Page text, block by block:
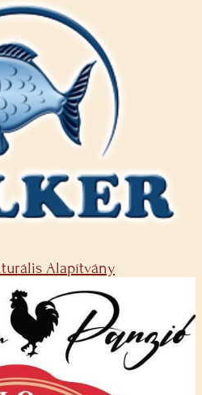
Alapítvány